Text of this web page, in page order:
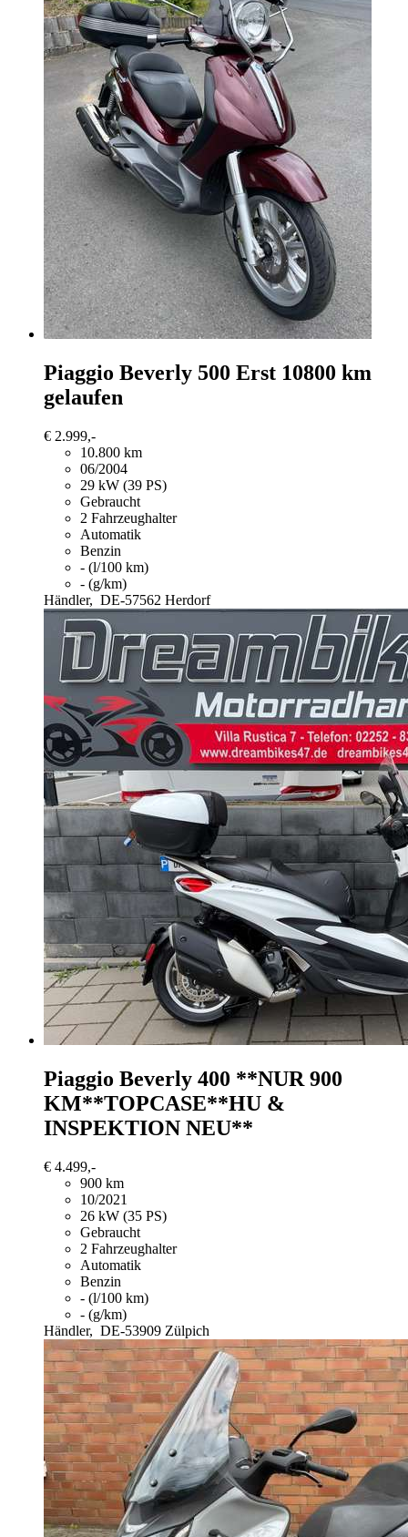
Piaggio Beverly 500 Erst 10800 km
gelaufen
€ 2.999,-
10.800 km
06/2004
29 kW (39 PS)
Gebraucht
2 Fahrzeughalter
Automatik
Benzin
- (l/100 km)
- (g/km)
Händler, DE-57562 Herdorf
Piaggio Beverly 400 **NUR 900
KM**TOPCASE**HU &
INSPEKTION NEU**
€ 4.499,-
900 km
10/2021
26 kW (35 PS)
Gebraucht
2 Fahrzeughalter
Automatik
Benzin
- (l/100 km)
- (g/km)
Händler, DE-53909 Zülpich